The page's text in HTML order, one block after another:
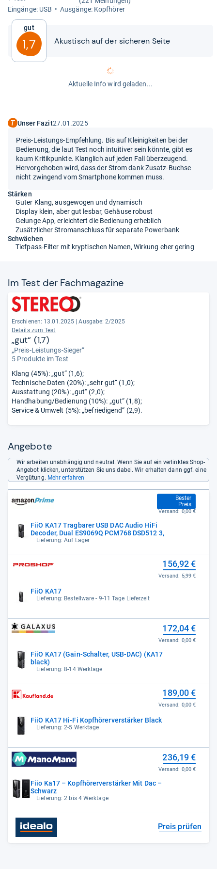
Ein­gänge: USB
Aus­gänge: Kopf­hö­rer
Gut
1,7 Akus­tisch auf der siche­ren Seite
Aktuelle Info wird geladen...
Unser Fazit27.01.2025
Preis-Leistungs-Empfehlung. Bis auf Kleinigkeiten bei der
Bedienung, die laut Test noch intuitiver sein könnte, gibt es
kaum Kritikpunkte. Klanglich auf jeden Fall überzeugend.
Hervorgehoben wird, dass der Strom dank Zusatz-Buchse
nicht zwingend vom Smartphone kommen muss.
Stärken
Guter Klang, ausgewogen und dynamisch
Display klein, aber gut lesbar, Gehäuse robust
Gelunge App, erleichtert die Bedienung erheblich
Zusätzlicher Stromanschluss für separate Powerbank
Schwächen
Tiefpass-Filter mit kryptischen Namen, Wirkung eher gering
Im Test der Fach­ma­ga­zine
Erschienen: 13.01.2025 | Ausgabe: 2/2025
Details zum Test
„gut“ (1,7)
„Preis-Leistungs-Sieger“
5 Produkte im Test
Klang (45%): „gut“ (1,6);
Technische Daten (20%): „sehr gut“ (1,0);
Ausstattung (20%): „gut“ (2,0);
Handhabung/Bedienung (10%): „gut“ (1,8);
Service & Umwelt (5%): „befriedigend“ (2,9).
Angebote
Wir arbeiten unabhängig und neutral. Wenn Sie auf ein verlinktes Shop-
Angebot klicken, unterstützen Sie uns dabei. Wir erhalten dann ggf. eine
Vergütung. Mehr erfahren
FiiO KA17 Tragbarer USB DAC Audio HiFi
Decoder, Dual ES9069Q PCM768 DSD512 3,
Lieferung: Auf Lager
Bester
Preis
149,00 €
Versand: 0,00 €
FiiO KA17
Lieferung: Bestellware - 9-11 Tage Lieferzeit
156,92 €
Versand: 5,99 €
FiiO KA17 (Gain-Schalter, USB-DAC) (KA17
black)
Lieferung: 8-14 Werktage
172,04 €
Versand: 0,00 €
FiiO KA17 Hi-Fi Kopfhörerverstärker Black
Lieferung: 2-5 Werktage
189,00 €
Versand: 0,00 €
Fiio Ka17 – Kopfhörerverstärker Mit Dac –
Schwarz
Lieferung: 2 bis 4 Werktage
236,19 €
Versand: 0,00 €
Preis prüfen